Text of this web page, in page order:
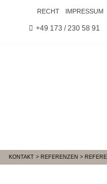
RECHT IMPRESSUM
+49 173 / 230 58 91
KONTAKT > REFERENZEN >